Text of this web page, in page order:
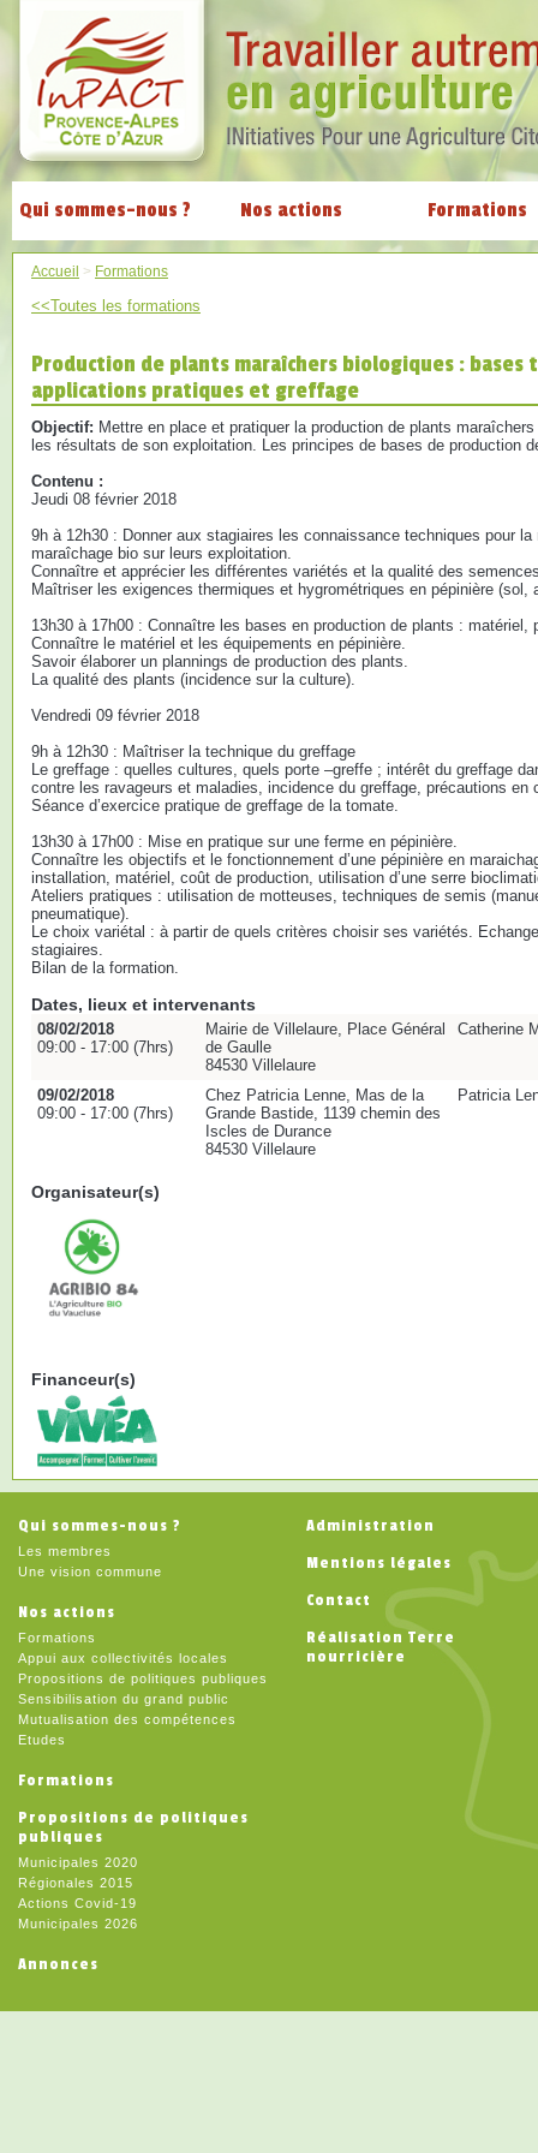
Qui sommes-nous ? Nos actions Formations
Accueil > Formations
<<Toutes les formations
Production de plants maraîchers biologiques : bases
applications pratiques et greffage
Objectif: Mettre en place et pratiquer la production de plants
les résultats de son exploitation. Les principes de bases de production
Contenu :
Jeudi 08 février 2018
9h à 12h30 : Donner aux stagiaires les connaissance techniques pour
maraîchage bio sur leurs exploitation.
Connaître et apprécier les différentes variétés et la qualité des
Maîtriser les exigences thermiques et hygrométriques en pépinière (sol,
13h30 à 17h00 : Connaître les bases en production de plants : matériel,
Connaître le matériel et les équipements en pépinière.
Savoir élaborer un plannings de production des plants.
La qualité des plants (incidence sur la culture).
Vendredi 09 février 2018
9h à 12h30 : Maîtriser la technique du greffage
Le greffage : quelles cultures, quels porte –greffe ; intérêt du greffage
contre les ravageurs et maladies, incidence du greffage, précautions en
Séance d’exercice pratique de greffage de la tomate.
13h30 à 17h00 : Mise en pratique sur une ferme en pépinière.
Connaître les objectifs et le fonctionnement d’une pépinière en
installation, matériel, coût de production, utilisation d’une serre
Ateliers pratiques : utilisation de motteuses, techniques de semis
pneumatique).
Le choix variétal : à partir de quels critères choisir ses variétés.
stagiaires.
Bilan de la formation.
Dates, lieux et intervenants
08/02/2018
09:00 - 17:00 (7hrs)
Mairie de Villelaure, Place Général
de Gaulle
84530 Villelaure
Catherine
09/02/2018
09:00 - 17:00 (7hrs)
Chez Patricia Lenne, Mas de la
Grande Bastide, 1139 chemin des
Iscles de Durance
84530 Villelaure
Patricia
Organisateur(s)
Financeur(s)
Qui sommes-nous ?
Les membres
Une vision commune
Nos actions
Formations
Appui aux collectivités locales
Propositions de politiques publiques
Sensibilisation du grand public
Mutualisation des compétences
Etudes
Formations
Propositions de politiques
publiques
Municipales 2020
Régionales 2015
Actions Covid-19
Municipales 2026
Annonces
Administration
Mentions légales
Contact
Réalisation Terre
nourricière